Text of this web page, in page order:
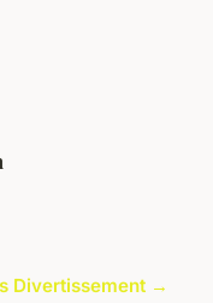
Divertissement →